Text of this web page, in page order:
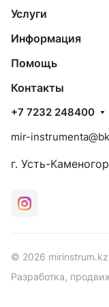
Услуги
Информация
Помощь
Контакты
+7 7232 248400
mir-
г. Усть-
© 2026 mirinstrum.kz
Разработка,